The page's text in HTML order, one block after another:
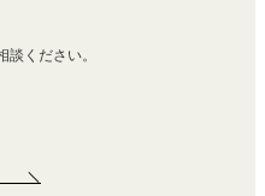
ください。